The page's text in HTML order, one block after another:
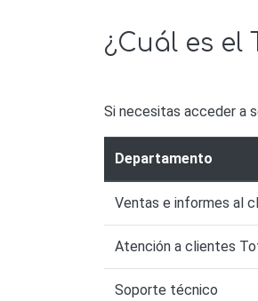
¿Cuál es el
Si necesitas acceder a
Departamento
Ventas e informes al
Atención a clientes
Soporte técnico